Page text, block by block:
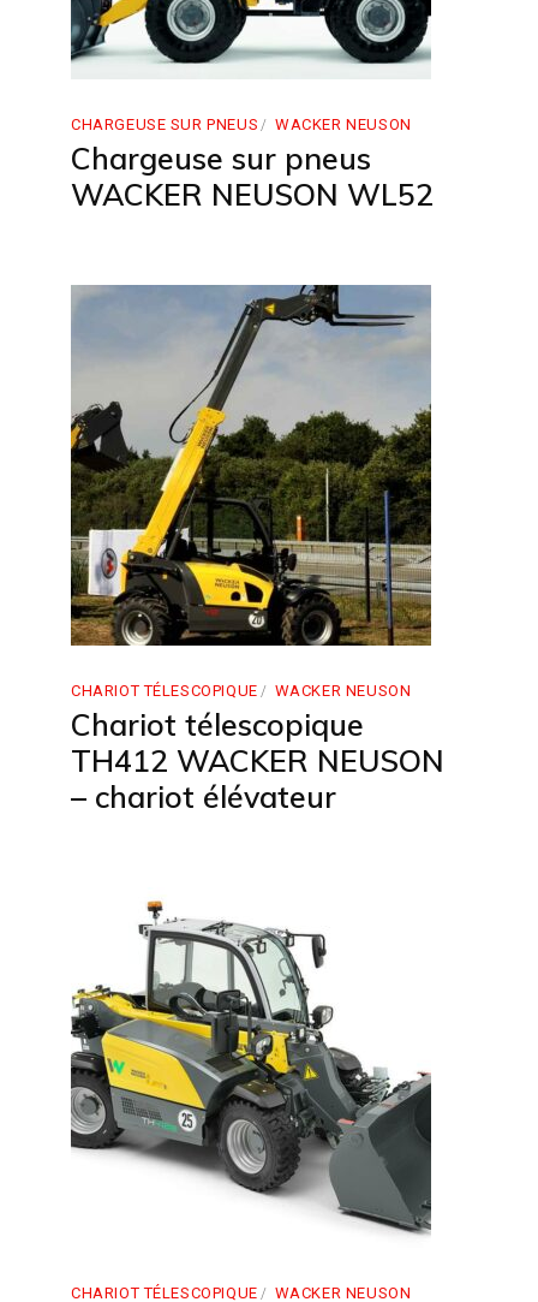
CHARGEUSE SUR PNEUS WACKER NEUSON
Chargeuse sur pneus
WACKER NEUSON WL52
CHARIOT TÉLESCOPIQUE WACKER NEUSON
Chariot télescopique
TH412 WACKER NEUSON
– chariot élévateur
CHARIOT TÉLESCOPIQUE WACKER NEUSON